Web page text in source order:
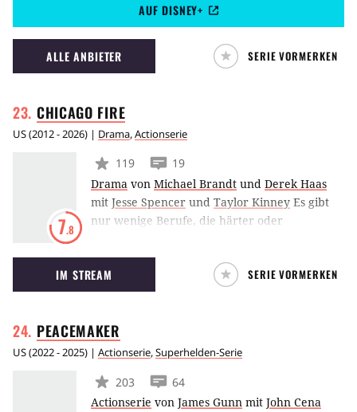
und Figuren aus dem X-Men-Universum. Als
Protagonist fungiert David Haller, seines
Zeichens Sohn des legendären Charles Xavier
aka Professor X. Legion spielt sich jedoch
AUF DISNEY+
ALLE ANBIETER SERIE VORMERKEN
CHICAGO FIRE
US(2012 - 2026) | Drama,Actionserie
7.8
119
19
Drama von Michael Brandt und Derek Haas
mit Jesse Spencer und Taylor Kinney Es gibt
nur wenige Berufe, die härter oder
Serie Chicago Fire verfolgt die Crew der
Firefighters, der Rescue Squads und die
Rettungssanitäter in Chicago, die bei ihren
gleichzeitig mit privaten Problemen zu
kämpfen haben.
IM STREAM SERIE VORMERKEN
PEACEMAKER
US(2022 - 2025) | Actionserie,Superhelden-Serie
203
64
Actionserie von James Gunn mit John Cena